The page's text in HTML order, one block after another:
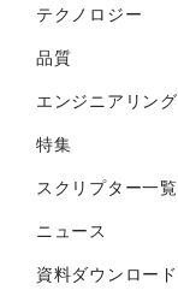
テクノロジー
品質
エンジニアリング
特集
スクリプター一覧
ニュース
資料ダウンロード